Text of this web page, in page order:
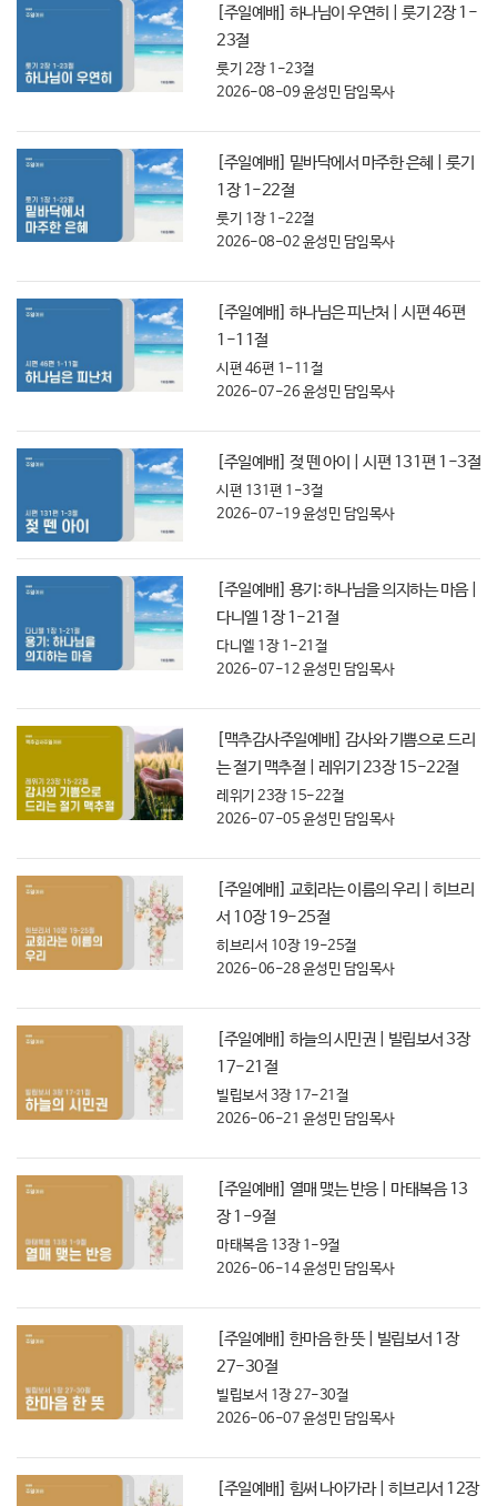
[주일예배] 하나님이 우연히 | 룻기 2장 1-
23절
룻기 2장 1-23절
2026-08-09 윤성민 담임목사
[주일예배] 밑바닥에서 마주한 은혜 | 룻기
1장 1-22절
룻기 1장 1-22절
2026-08-02 윤성민 담임목사
[주일예배] 하나님은 피난처 | 시편 46편
1-11절
시편 46편 1-11절
2026-07-26 윤성민 담임목사
[주일예배] 젖 뗀 아이 | 시편 131편 1-3절
시편 131편 1-3절
2026-07-19 윤성민 담임목사
[주일예배] 용기: 하나님을 의지하는 마음 |
다니엘 1장 1-21절
다니엘 1장 1-21절
2026-07-12 윤성민 담임목사
[맥추감사주일예배] 감사와 기쁨으로 드리
는 절기 맥추절 | 레위기 23장 15-22절
레위기 23장 15-22절
2026-07-05 윤성민 담임목사
[주일예배] 교회라는 이름의 우리 | 히브리
서 10장 19-25절
히브리서 10장 19-25절
2026-06-28 윤성민 담임목사
[주일예배] 하늘의 시민권 | 빌립보서 3장
17-21절
빌립보서 3장 17-21절
2026-06-21 윤성민 담임목사
[주일예배] 열매 맺는 반응 | 마태복음 13
장 1-9절
마태복음 13장 1-9절
2026-06-14 윤성민 담임목사
[주일예배] 한마음 한 뜻 | 빌립보서 1장
27-30절
빌립보서 1장 27-30절
2026-06-07 윤성민 담임목사
[주일예배] 힘써 나아가라 | 히브리서 12장